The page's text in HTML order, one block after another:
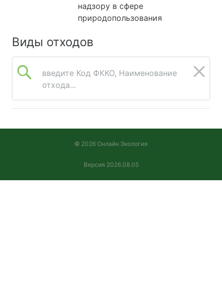
надзору в сфере
природопользования
Виды отходов
введите Код ФККО, Наименование
отхода...
© 2026 Онлайн Экология
Версия 2026.08.05